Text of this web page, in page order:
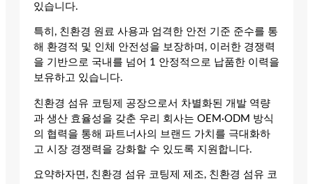
있습니다.
특히, 친환경 원료 사용과 엄격한 안전 기준 준수를 통
해 환경적 및 인체 안전성을 보장하며, 이러한 경쟁력
을 기반으로 국내를 넘어 1 안정적으로 납품한 이력을
보유하고 있습니다.
친환경 섬유 코팅제 공장으로서 차별화된 개발 역량
과 생산 효율성을 갖춘 우리 회사는 OEM·ODM 방식
의 협력을 통해 파트너사의 브랜드 가치를 극대화하
고 시장 경쟁력을 강화할 수 있도록 지원합니다.
요약하자면, 친환경 섬유 코팅제 제조, 친환경 섬유 코